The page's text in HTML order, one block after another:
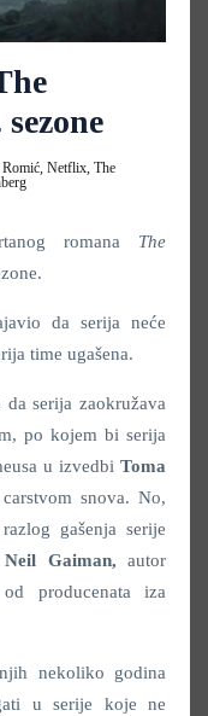
Netflix, The
romana The
da serija neće
time ugašena.
da serija zaokružava
po kojem bi serija
u izvedbi Toma
snova. No,
gašenja serije
Neil Gaiman, autor
producenata iza
nekoliko godina
u serije koje ne